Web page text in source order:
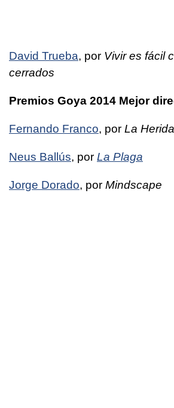
David Trueba, por Vivir es fácil
cerrados
Premios Goya 2014 Mejor
Fernando Franco, por La Herida
Neus Ballús, por La Plaga
Jorge Dorado, por Mindscape